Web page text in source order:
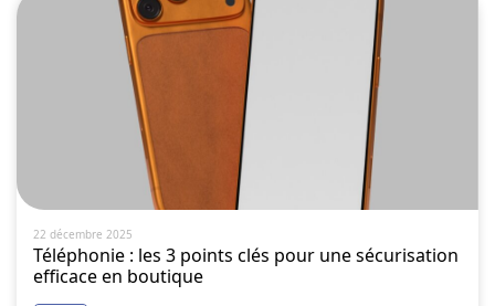
22 décembre 2025
Téléphonie : les 3 points clés pour une sécurisation
efficace en boutique